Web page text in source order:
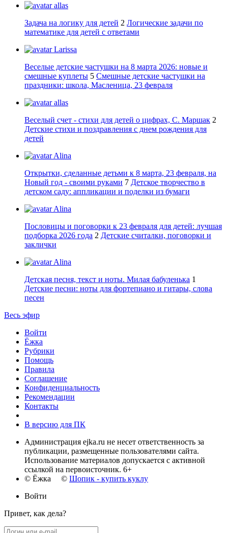
allas
Задача на логику для детей 2 Логические задачи по
математике для детей с ответами
Larissa
Веселые детские частушки на 8 марта 2026: новые и
смешные куплеты 5 Смешные детские частушки на
праздники: школа, Масленица, 23 февраля
allas
Веселый счет - стихи для детей о цифрах, С. Маршак 2
Детские стихи и поздравления с днем рождения для
детей
Alina
Открытки, сделанные детьми к 8 марта, 23 февраля, на
Новый год - своими руками 7 Детское творчество в
детском саду: аппликации и поделки из бумаги
Alina
Пословицы и поговорки к 23 февраля для детей: лучшая
подборка 2026 года 2 Детские считалки, поговорки и
заклички
Alina
Детская песня, текст и ноты. Милая бабуленька 1
Детские песни: ноты для фортепиано и гитары, слова
песен
Весь эфир
Войти
Ёжка
Рубрики
Помощь
Правила
Соглашение
Конфиденциальность
Рекомендации
Контакты
В версию для ПК
Администрация ejka.ru не несет ответственность за
публикации, размещенные пользователями сайта.
Использование материалов допускается с активной
ссылкой на первоисточник. 6+
© Ёжка © Шопик - купить куклу
Войти
Привет, как дела?